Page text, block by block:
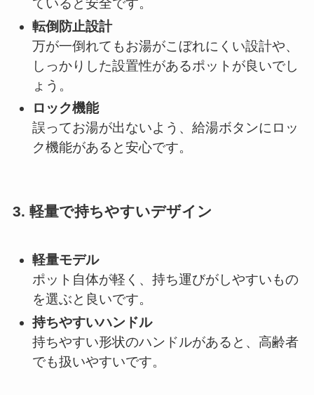
ていると安全です。
転倒防止設計
万が一倒れてもお湯がこぼれにくい設計や、
しっかりした設置性があるポットが良いでし
ょう。
ロック機能
誤ってお湯が出ないよう、給湯ボタンにロッ
ク機能があると安心です。
3. 軽量で持ちやすいデザイン
軽量モデル
ポット自体が軽く、持ち運びがしやすいもの
を選ぶと良いです。
持ちやすいハンドル
持ちやすい形状のハンドルがあると、高齢者
でも扱いやすいです。